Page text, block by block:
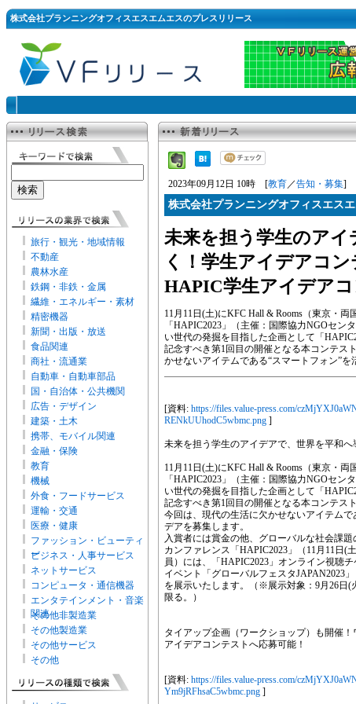
株式会社プランニングオフィスエスエムエスのプレスリリース
旅行・観光・地域情報
不動産
農林水産
鉄鋼・非鉄・金属
繊維・エネルギー・素材
精密機器
新聞・出版・放送
食品関連
商社・流通業
自動車・自動車部品
国・自治体・公共機関
広告・デザイン
建築・土木
携帯、モバイル関連
金融・保険
教育
機械
外食・フードサービス
運輸・交通
医療・健康
ファッション・ビューティ
ー
ビジネス・人事サービス
ネットサービス
コンピュータ・通信機器
エンタテインメント・音楽
関連
その他非製造業
その他製造業
その他サービス
その他
2023年09月12日 10時 [教育／告知・募集]
株式会社プランニングオフィスエス
未来を担う学生のア
く！学生アイデアコ
HAPIC学生アイデア
11月11日(土)にKFC Hall & Rooms（東京・
「HAPIC2023」（主催：国際協力NGOセ
い世代の発掘を目指した企画として「
記念すべき第1回目の開催となる本コンテス
かせないアイテムである“スマートフォン”を
[資料: https://files.value-press.com/
RENkUUhodC5wbmc.png ]
未来を担う学生のアイデアで、世界を平和
11月11日(土)にKFC Hall & Rooms（東京・
「HAPIC2023」（主催：国際協力NGOセ
い世代の発掘を目指した企画として「
記念すべき第1回目の開催となる本コンテス
今回は、現代の生活に欠かせないアイテム
デアを募集します。
入賞者には賞金の他、グローバルな社会課
カンファレンス「HAPIC2023」（11月11日(
員）には、「HAPIC2023」オンライン視聴
イベント「グローバルフェスタJAPAN2023
を展示いたします。（※展示対象：9月26日(
限る。）
タイアップ企画（ワークショップ）も開催
アイデアコンテストへ応募可能！
[資料: https://files.value-press.com/
Ym9jRFhsaC5wbmc.png ]